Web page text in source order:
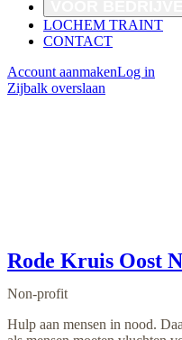
LOCHEM TRAINT
CONTACT
Account aanmakenLog in
Zijbalk overslaan
Rode Kruis Oost
Non-profit
Hulp aan mensen in nood.